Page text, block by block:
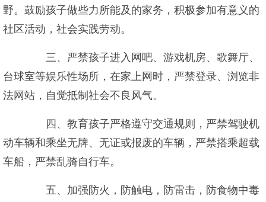
野。鼓励孩子做些力所能及的家务，积极参加有意义的
社区活动，社会实践劳动。
三、严禁孩子进入网吧、游戏机房、歌舞厅、
台球室等娱乐性场所，在家上网时，严禁登录、浏览非
法网站，自觉抵制社会不良风气。
四、教育孩子严格遵守交通规则，严禁驾驶机
动车辆和乘坐无牌、无证或报废的车辆，严禁搭乘超载
车船，严禁乱骑自行车。
五、加强防火，防触电，防雷击，防食物中毒